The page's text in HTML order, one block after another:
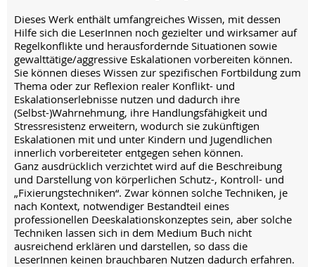
Dieses Werk enthält umfangreiches Wissen, mit dessen
Hilfe sich die LeserInnen noch gezielter und wirksamer auf
Regelkonflikte und herausfordernde Situationen sowie
gewalttätige/aggressive Eskalationen vorbereiten können.
Sie können dieses Wissen zur spezifischen Fortbildung zum
Thema oder zur Reflexion realer Konflikt- und
Eskalationserlebnisse nutzen und dadurch ihre
(Selbst-)Wahrnehmung, ihre Handlungsfähigkeit und
Stressresistenz erweitern, wodurch sie zukünftigen
Eskalationen mit und unter Kindern und Jugendlichen
innerlich vorbereiteter entgegen sehen können.
Ganz ausdrücklich verzichtet wird auf die Beschreibung
und Darstellung von körperlichen Schutz-, Kontroll- und
„Fixierungstechniken“. Zwar können solche Techniken, je
nach Kontext, notwendiger Bestandteil eines
professionellen Deeskalationskonzeptes sein, aber solche
Techniken lassen sich in dem Medium Buch nicht
ausreichend erklären und darstellen, so dass die
LeserInnen keinen brauchbaren Nutzen dadurch erfahren.